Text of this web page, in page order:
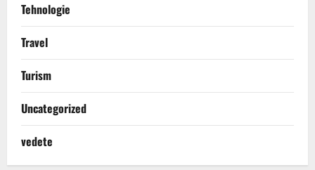
Tehnologie
Travel
Turism
Uncategorized
vedete